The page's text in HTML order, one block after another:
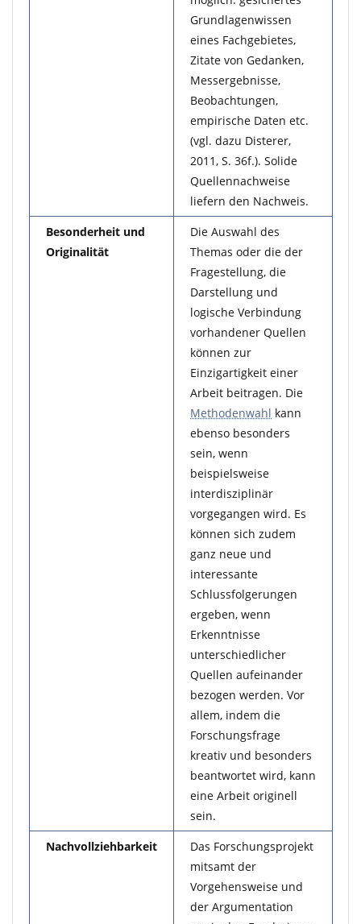
Grundlagenwissen
eines Fachgebietes,
Zitate von Gedanken,
Messergebnisse,
Beobachtungen,
empirische Daten etc.
(vgl. dazu Disterer,
2011, S. 36f.). Solide
Quellennachweise
liefern den Nachweis.
Besonderheit und
Originalität
Die Auswahl des
Themas oder die der
Fragestellung, die
Darstellung und
logische Verbindung
vorhandener Quellen
können zur
Einzigartigkeit einer
Arbeit beitragen. Die
Methodenwahl kann
ebenso besonders
sein, wenn
beispielsweise
interdisziplinär
vorgegangen wird. Es
können sich zudem
ganz neue und
interessante
Schlussfolgerungen
ergeben, wenn
Erkenntnisse
unterschiedlicher
Quellen aufeinander
bezogen werden. Vor
allem, indem die
Forschungsfrage
kreativ und besonders
beantwortet wird, kann
eine Arbeit originell
sein.
Nachvollziehbarkeit
Das Forschungsprojekt
mitsamt der
Vorgehensweise und
der Argumentation